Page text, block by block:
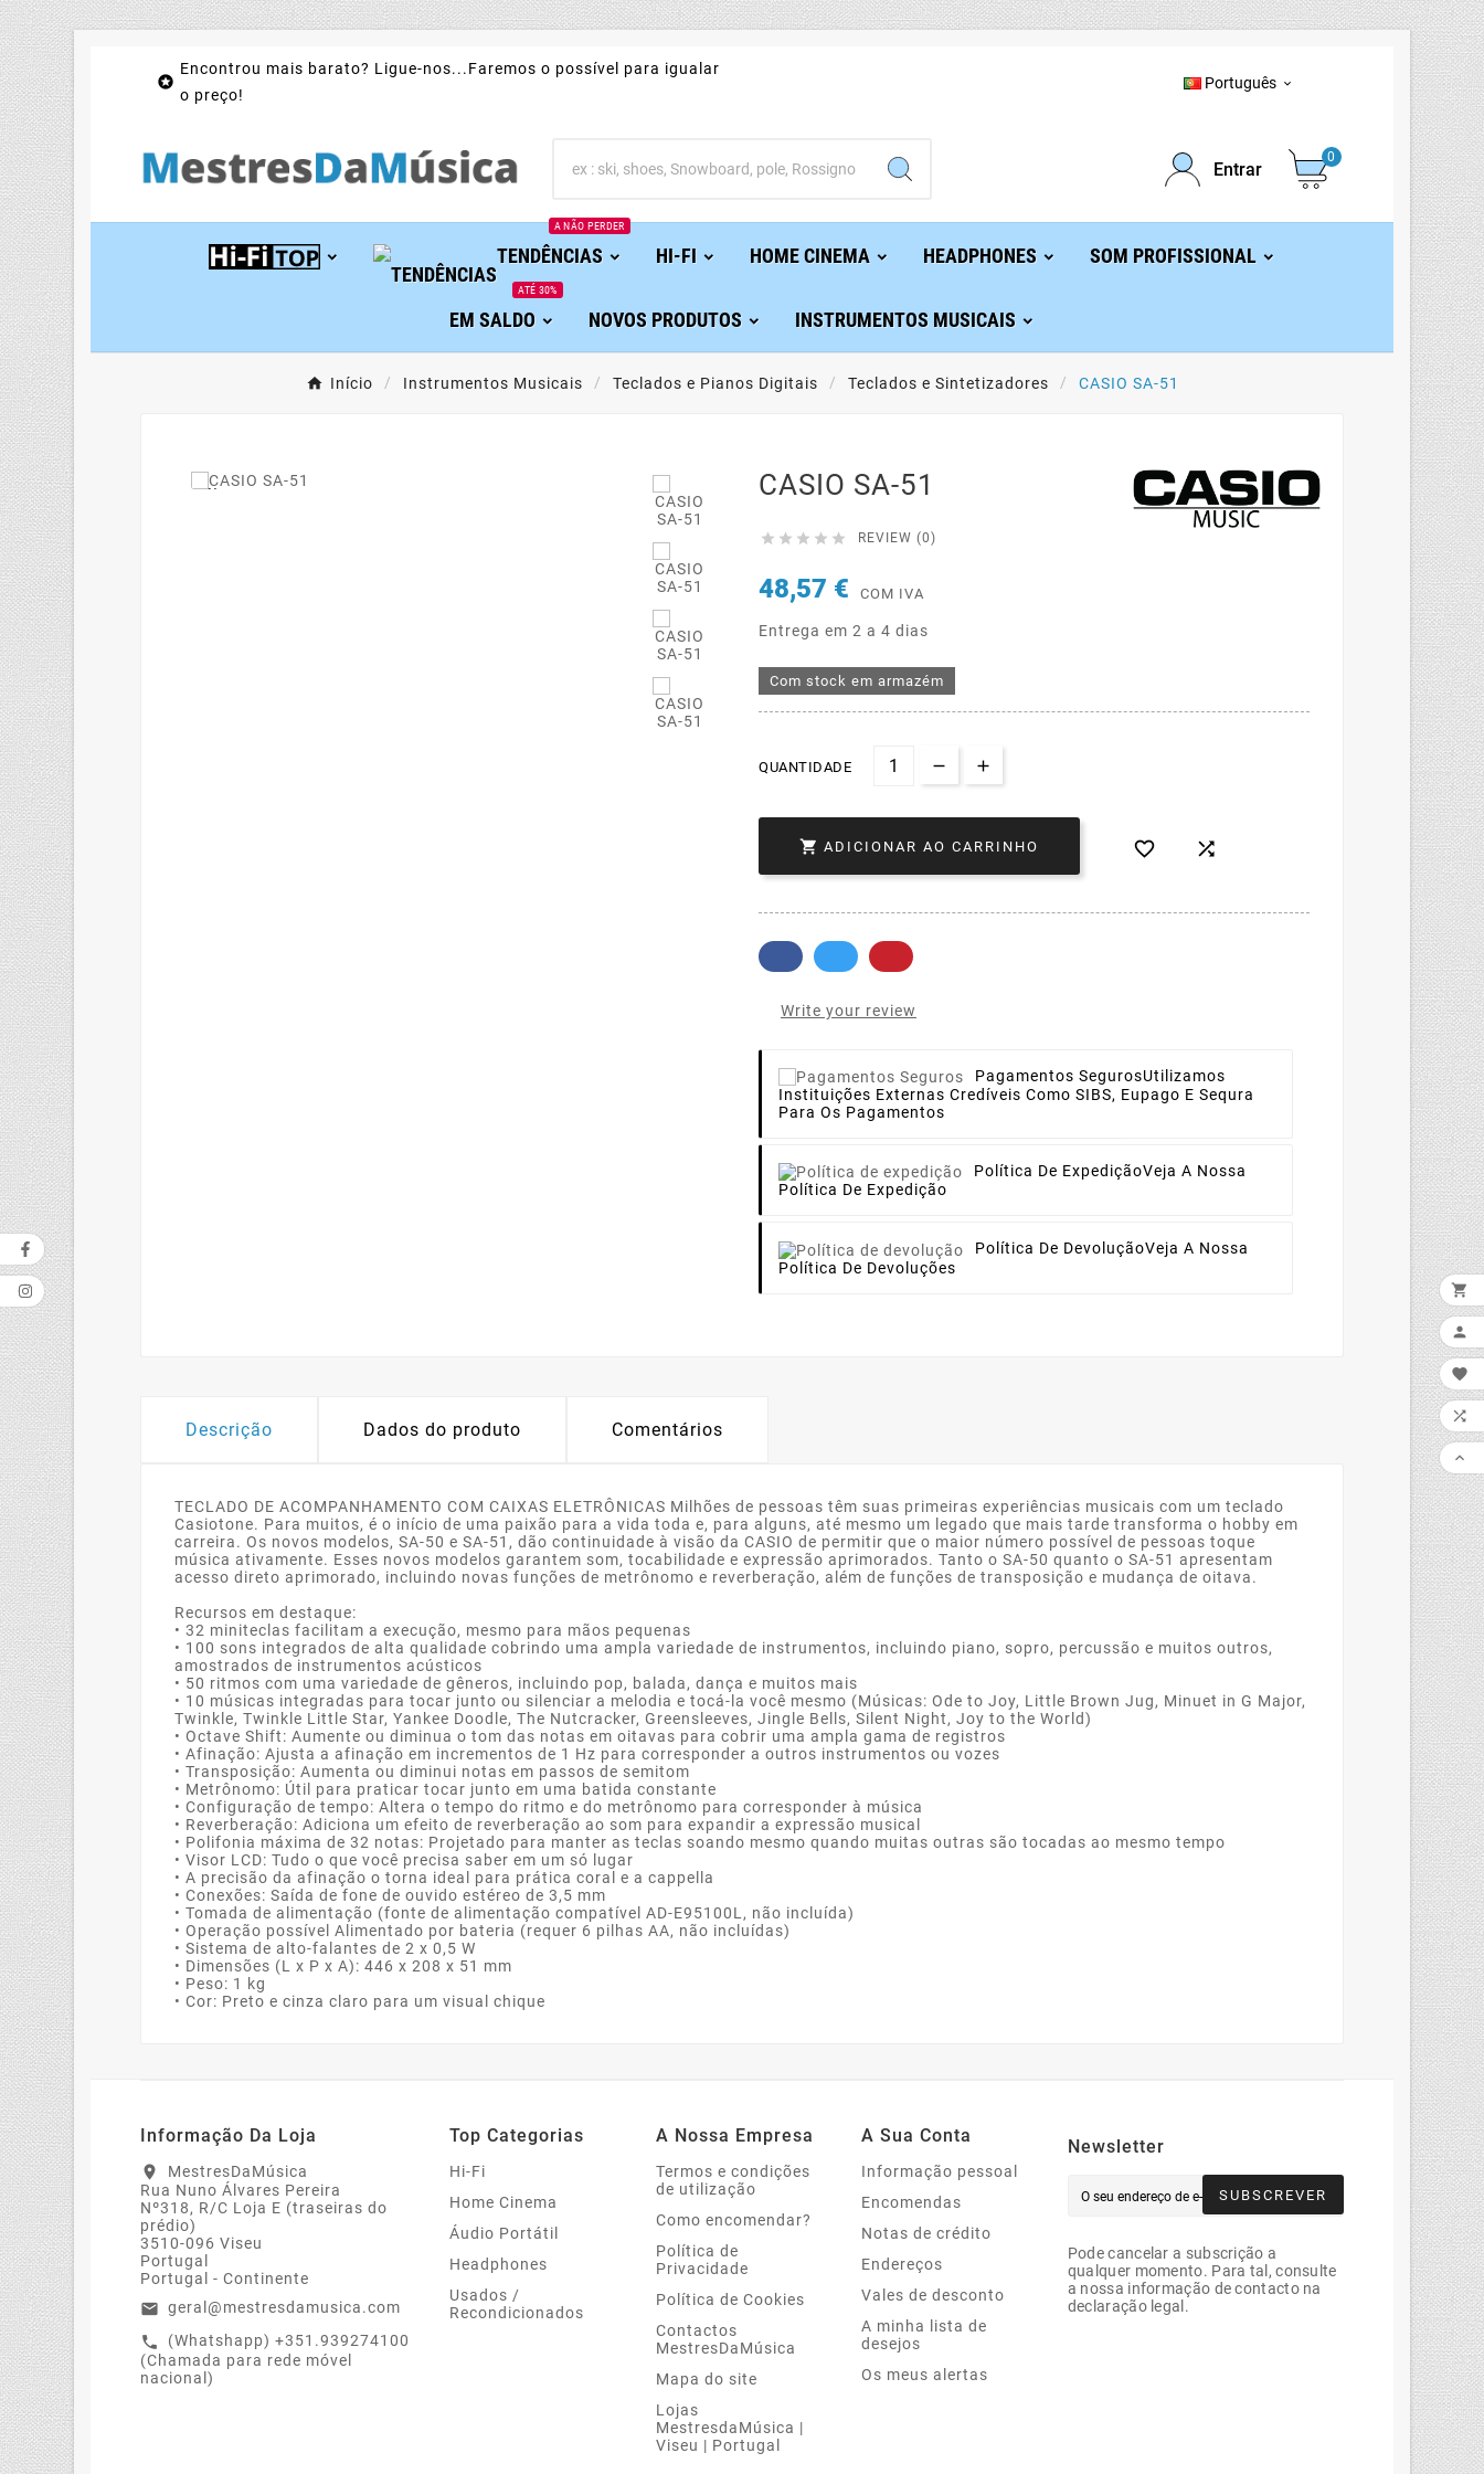

Encontrou mais barato? Ligue-nos...Faremos o possível para igualar
o preço!
Português 
Entrar
0
TENDÊNCIAS
A NÃO PERDER
HI-FI HOME CINEMA HEADPHONES SOM PROFISSIONAL
EM SALDO
ATÉ 30%
NOVOS PRODUTOS INSTRUMENTOS MUSICAIS
Início Instrumentos Musicais Teclados e Pianos Digitais Teclados e Sintetizadores CASIO SA-51
Novo CASIO SA-51
     REVIEW (0)
48,57 € COM IVA
Entrega em 2 a 4 dias
Com stock em armazém
QUANTIDADE
 ADICIONAR AO CARRINHO  
Write your review
Pagamentos SegurosUtilizamos
Instituições Externas Credíveis Como SIBS, Eupago E Sequra
Para Os Pagamentos
Política De ExpediçãoVeja A Nossa
Política De Expedição
Política De DevoluçãoVeja A Nossa
Política De Devoluções
Descrição Dados do produto Comentários
TECLADO DE ACOMPANHAMENTO COM CAIXAS ELETRÔNICAS Milhões de pessoas têm suas primeiras experiências musicais com um teclado
Casiotone. Para muitos, é o início de uma paixão para a vida toda e, para alguns, até mesmo um legado que mais tarde transforma o hobby em
carreira. Os novos modelos, SA-50 e SA-51, dão continuidade à visão da CASIO de permitir que o maior número possível de pessoas toque
música ativamente. Esses novos modelos garantem som, tocabilidade e expressão aprimorados. Tanto o SA-50 quanto o SA-51 apresentam
acesso direto aprimorado, incluindo novas funções de metrônomo e reverberação, além de funções de transposição e mudança de oitava.
Recursos em destaque:
• 32 miniteclas facilitam a execução, mesmo para mãos pequenas
• 100 sons integrados de alta qualidade cobrindo uma ampla variedade de instrumentos, incluindo piano, sopro, percussão e muitos outros,
amostrados de instrumentos acústicos
• 50 ritmos com uma variedade de gêneros, incluindo pop, balada, dança e muitos mais
• 10 músicas integradas para tocar junto ou silenciar a melodia e tocá-la você mesmo (Músicas: Ode to Joy, Little Brown Jug, Minuet in G Major,
Twinkle, Twinkle Little Star, Yankee Doodle, The Nutcracker, Greensleeves, Jingle Bells, Silent Night, Joy to the World)
• Octave Shift: Aumente ou diminua o tom das notas em oitavas para cobrir uma ampla gama de registros
• Afinação: Ajusta a afinação em incrementos de 1 Hz para corresponder a outros instrumentos ou vozes
• Transposição: Aumenta ou diminui notas em passos de semitom
• Metrônomo: Útil para praticar tocar junto em uma batida constante
• Configuração de tempo: Altera o tempo do ritmo e do metrônomo para corresponder à música
• Reverberação: Adiciona um efeito de reverberação ao som para expandir a expressão musical
• Polifonia máxima de 32 notas: Projetado para manter as teclas soando mesmo quando muitas outras são tocadas ao mesmo tempo
• Visor LCD: Tudo o que você precisa saber em um só lugar
• A precisão da afinação o torna ideal para prática coral e a cappella
• Conexões: Saída de fone de ouvido estéreo de 3,5 mm
• Tomada de alimentação (fonte de alimentação compatível AD-E95100L, não incluída)
• Operação possível Alimentado por bateria (requer 6 pilhas AA, não incluídas)
• Sistema de alto-falantes de 2 x 0,5 W
• Dimensões (L x P x A): 446 x 208 x 51 mm
• Peso: 1 kg
• Cor: Preto e cinza claro para um visual chique
Informação Da Loja
location_on
MestresDaMúsica
Rua Nuno Álvares Pereira
Nº318, R/C Loja E (traseiras do
prédio)
3510-096 Viseu
Portugal
Portugal - Continente
email geral@mestresdamusica.com
call
(Whatshapp) +351.939274100
(Chamada para rede móvel
nacional)
Top Categorias
Hi-Fi
Home Cinema
Áudio Portátil
Headphones
Usados /
Recondicionados
A Nossa Empresa
Termos e condições
de utilização
Como encomendar?
Política de
Privacidade
Política de Cookies
Contactos
MestresDaMúsica
Mapa do site
Lojas
MestresdaMúsica |
Viseu | Portugal
A Sua Conta
Informação pessoal
Encomendas
Notas de crédito
Endereços
Vales de desconto
A minha lista de
desejos
Os meus alertas
Newsletter
SUBSCREVER
Pode cancelar a subscrição a
qualquer momento. Para tal, consulte
a nossa informação de contacto na
declaração legal.




